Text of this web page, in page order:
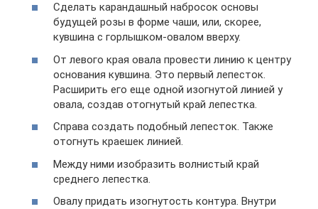
Сделать карандашный набросок основы
будущей розы в форме чаши, или, скорее,
кувшина с горлышком-овалом вверху.
От левого края овала провести линию к центру
основания кувшина. Это первый лепесток.
Расширить его еще одной изогнутой линией у
овала, создав отогнутый край лепестка.
Справа создать подобный лепесток. Также
отогнуть краешек линией.
Между ними изобразить волнистый край
среднего лепестка.
Овалу придать изогнутость контура. Внутри